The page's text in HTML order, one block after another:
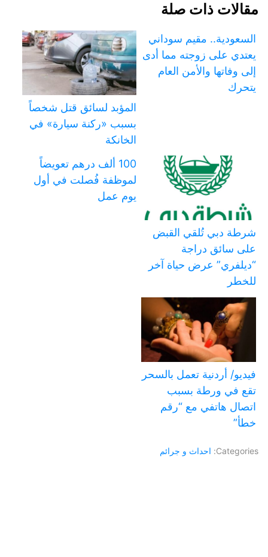
مقالات ذات صلة
السعودية.. مقيم سوداني
يعتدي على زوجته مما أدى
إلى وفاتها والأمن العام
يتحرك
المؤبد لسائق قتل شخصاً
بسبب «ركنة سيارة» في
الخانكة
شرطة دبي تُلقي القبض
على سائق دراجة
“ديلفري” عرض حياة آخر
للخطر
100 ألف درهم تعويضاً
لموظفة فُصلت في أول
يوم عمل
فيديو/ أردنية تعمل بالسحر
تقع في ورطة بسبب
اتصال هاتفي مع “رقم
خطأ”
Categories: احداث و جرائم